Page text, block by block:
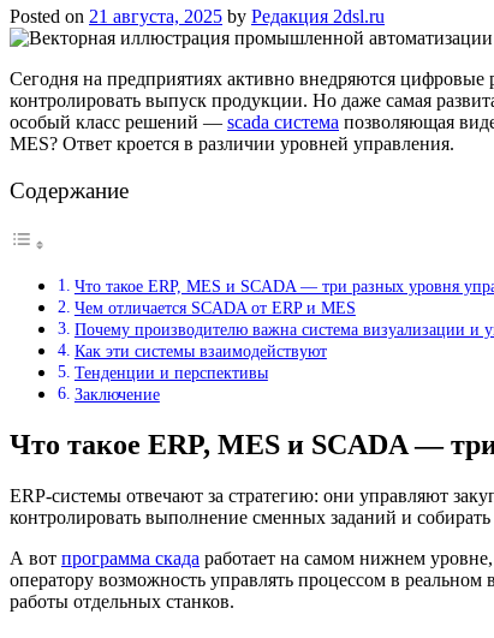
Posted on 21 августа, 2025 by Редакция 2dsl.ru
Сегодня на предприятиях активно внедряются
контролировать выпуск продукции. Но даже самая
особый класс решений — scada система позволяющая
MES? Ответ кроется в различии уровней управления.
Содержание
Что такое ERP, MES и SCADA — три разных уровня
Чем отличается SCADA от ERP и MES
Почему производителю важна система визуализации и
Как эти системы взаимодействуют
Тенденции и перспективы
Заключение
Что такое ERP, MES и SCADA —
ERP-системы отвечают за стратегию: они управляют
контролировать выполнение сменных заданий и собирать
А вот программа скада работает на самом нижнем
оператору возможность управлять процессом в
работы отдельных станков.